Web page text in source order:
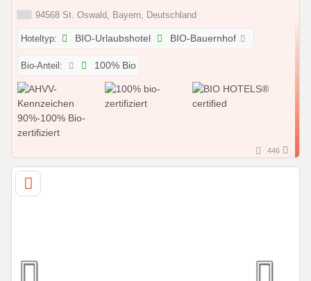
94568 St. Oswald, Bayern, Deutschland
Hoteltyp: BIO-Urlaubshotel BIO-Bauernhof
Bio-Anteil: 100% Bio
446